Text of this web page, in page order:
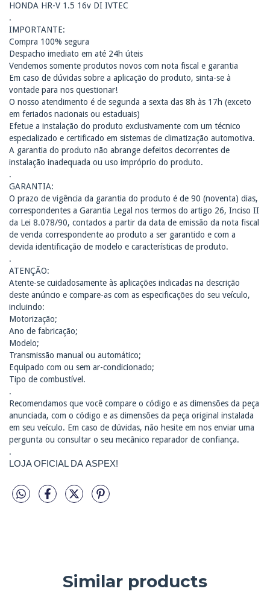
HONDA HR-V 1.5 16v DI IVTEC
.
IMPORTANTE:
Compra 100% segura
Despacho imediato em até 24h úteis
Vendemos somente produtos novos com nota fiscal e garantia
Em caso de dúvidas sobre a aplicação do produto, sinta-se à
vontade para nos questionar!
O nosso atendimento é de segunda a sexta das 8h às 17h (exceto
em feriados nacionais ou estaduais)
Efetue a instalação do produto exclusivamente com um técnico
especializado e certificado em sistemas de climatização automotiva.
A garantia do produto não abrange defeitos decorrentes de
instalação inadequada ou uso impróprio do produto.
.
GARANTIA:
O prazo de vigência da garantia do produto é de 90 (noventa) dias,
correspondentes a Garantia Legal nos termos do artigo 26, Inciso II
da Lei 8.078/90, contados a partir da data de emissão da nota fiscal
de venda correspondente ao produto a ser garantido e com a
devida identificação de modelo e características de produto.
.
ATENÇÃO:
Atente-se cuidadosamente às aplicações indicadas na descrição
deste anúncio e compare-as com as especificações do seu veículo,
incluindo:
Motorização;
Ano de fabricação;
Modelo;
Transmissão manual ou automático;
Equipado com ou sem ar-condicionado;
Tipo de combustível.
.
Recomendamos que você compare o código e as dimensões da peça
anunciada, com o código e as dimensões da peça original instalada
em seu veículo. Em caso de dúvidas, não hesite em nos enviar uma
pergunta ou consultar o seu mecânico reparador de confiança.
.
LOJA OFICIAL DA ASPEX!
Similar products